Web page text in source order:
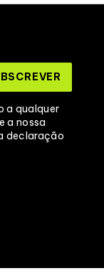
100g
(354)
a qualquer
a nossa
declaração